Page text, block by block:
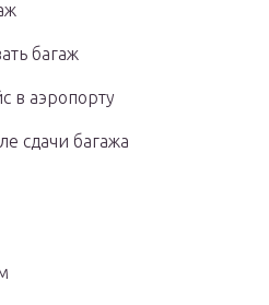
багаж
в аэропорту
сдачи багажа